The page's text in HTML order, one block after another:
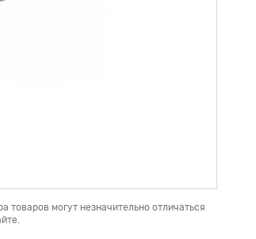
товаров могут незначительно отличаться